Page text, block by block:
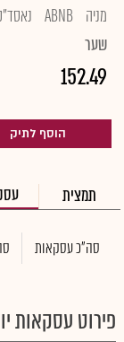
מניה ABNB
שער
152.49
הוסף לתיק
תמצית
סה"כ עסקאות
פירוט עסקאות